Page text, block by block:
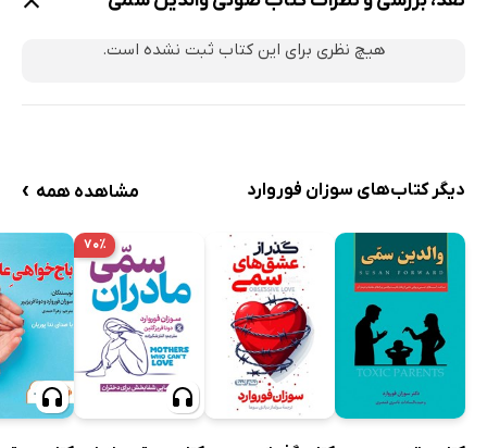
هیچ نظری برای این کتاب ثبت نشده است.
دیگر کتاب‌های سوزان فوروارد مشاهده همه ›
۷۰٪